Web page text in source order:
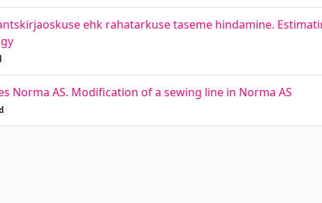
ehk rahatarkuse taseme hindamine.
Norma AS. Modification of a sewing line in Norma AS